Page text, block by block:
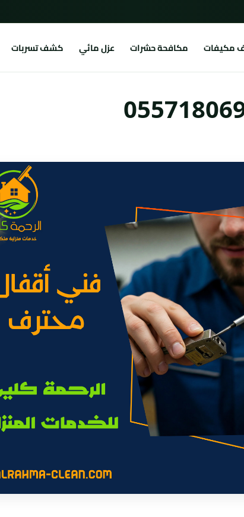
مكيفات مكافحة حشرات عزل مائي كشف تسربات